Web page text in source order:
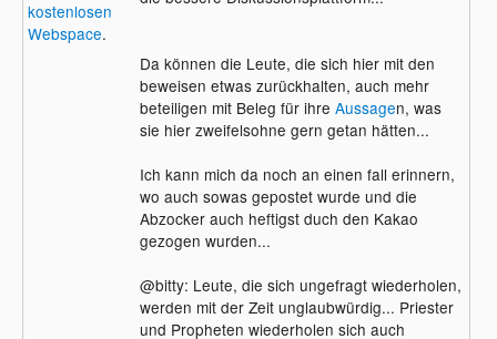
aufs schärfste zurück. Es ist unverschämt
mich auf die gleiche Stufe von Krimminellen
zu stellen. Ich sage es zum letzten mal:Ich
habe mit derFirmaGloemail nichts zu
angeheuert worden. Reine private
Interessen haben mich bewogen etwas
tiefer in die Materie zu gehen, weil der
Fall wirklich sehr dubios erscheint.
diesem Geschreibsel bezwecken wollen,
Verunsicherung verbreiten, einschüchtern,
Kriminelle unterstützen oder was?
kostenlosen
Webspace.
Da können die Leute, die sich hier mit den
beweisen etwas zurückhalten, auch mehr
beteiligen mit Beleg für ihre Aussagen, was
sie hier zweifelsohne gern getan hätten...
Ich kann mich da noch an einen fall erinnern,
wo auch sowas gepostet wurde und die
Abzocker auch heftigst duch den Kakao
gezogen wurden...
@bitty: Leute, die sich ungefragt wiederholen,
werden mit der Zeit unglaubwürdig... Priester
und Propheten wiederholen sich auch